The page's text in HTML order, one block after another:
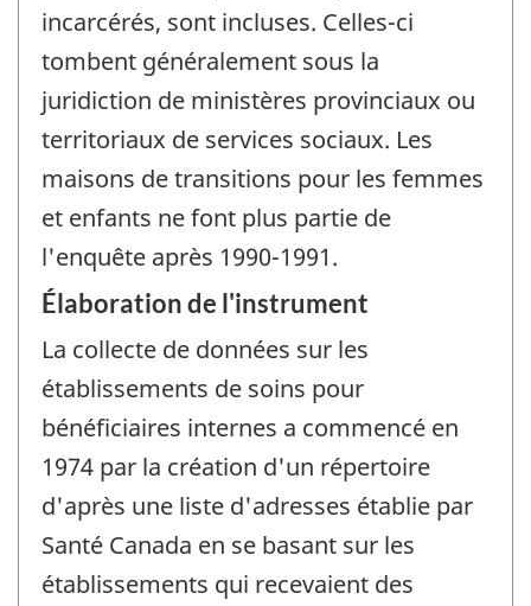
incarcérés, sont incluses. Celles-ci
tombent généralement sous la
juridiction de ministères provinciaux ou
territoriaux de services sociaux. Les
maisons de transitions pour les femmes
et enfants ne font plus partie de
l'enquête après 1990-1991.
Élaboration de l'instrument
La collecte de données sur les
établissements de soins pour
bénéficiaires internes a commencé en
1974 par la création d'un répertoire
d'après une liste d'adresses établie par
Santé Canada en se basant sur les
établissements qui recevaient des